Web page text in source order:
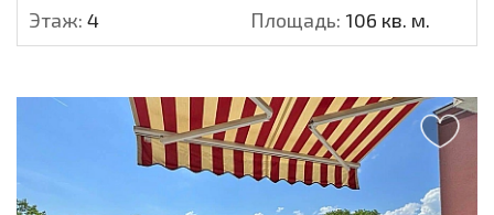
Этаж: 4 Площадь: 106 кв. м.